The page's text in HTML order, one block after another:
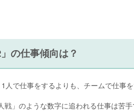
の仕事傾向は？
1人で仕事をするよりも、チームで仕事
戦」のような数字に追われる仕事は苦